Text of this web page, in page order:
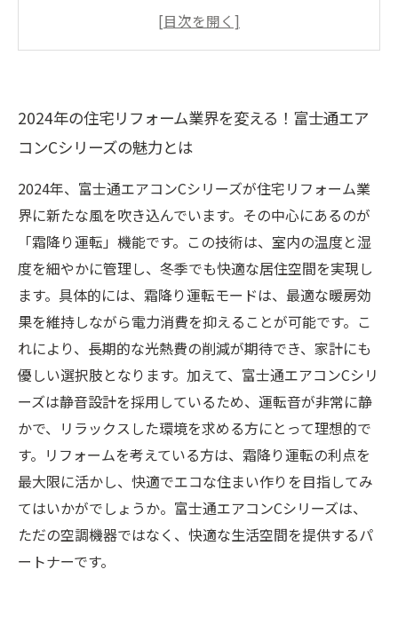
エネルギー効率を最大化！霜降り運転で暖房効
コンCシリーズ
快適さと節約を両立！霜降り運転の効果を徹底
家族の健康を守る暖かい空間づくり - 富士通エ
アコンがもたらす新しいライフスタイル
リフォーム時に知っておきたい！霜降り運転で
実現する心地よい家づくり
2024年の住宅リフォーム業界を変える！富士通エア
コンCシリーズの魅力とは
2024年、富士通エアコンCシリーズが住宅リフォーム業
界に新たな風を吹き込んでいます。その中心にあるのが
「霜降り運転」機能です。この技術は、室内の温度と湿
度を細やかに管理し、冬季でも快適な居住空間を実現し
ます。具体的には、霜降り運転モードは、最適な暖房効
果を維持しながら電力消費を抑えることが可能です。こ
れにより、長期的な光熱費の削減が期待でき、家計にも
優しい選択肢となります。加えて、富士通エアコンCシリ
ーズは静音設計を採用しているため、運転音が非常に静
かで、リラックスした環境を求める方にとって理想的で
す。リフォームを考えている方は、霜降り運転の利点を
最大限に活かし、快適でエコな住まい作りを目指してみ
てはいかがでしょうか。富士通エアコンCシリーズは、
ただの空調機器ではなく、快適な生活空間を提供するパ
ートナーです。